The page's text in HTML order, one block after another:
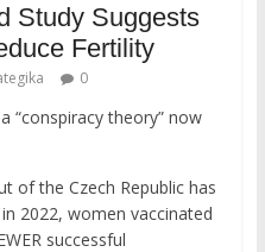
Study Suggests
Fertility
0
“conspiracy theory” now
of the Czech Republic has
2022, women vaccinated
successful